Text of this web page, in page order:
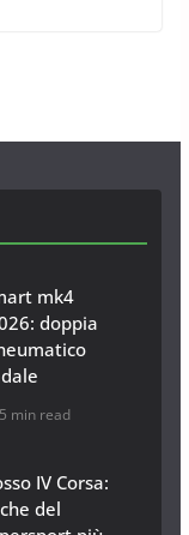
by
mk4
doppia
5 min read
IV Corsa:
del